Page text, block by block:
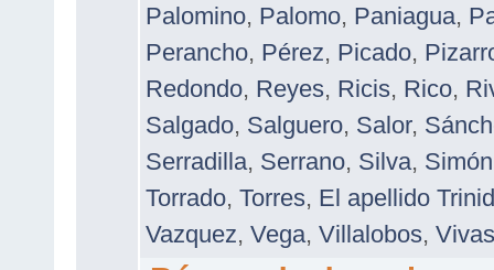
Palomino, Palomo, Paniagua,
Perancho, Pérez, Picado,
Redondo, Reyes, Ricis, Rico,
Salgado, Salguero, Salor,
Serradilla, Serrano, Silva, Simón
Torrado, Torres, El apellido
Vazquez, Vega, Villalobos, Vivas